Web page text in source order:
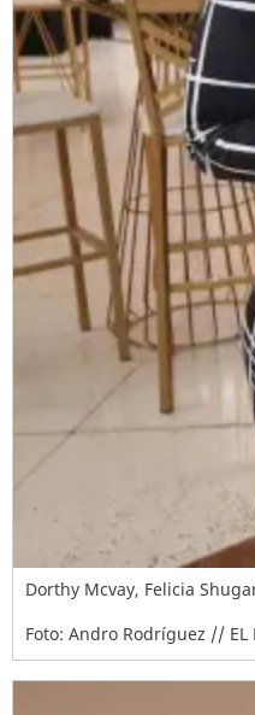
Dorthy Mcvay, Felicia
Foto: Andro Rodríguez // EL